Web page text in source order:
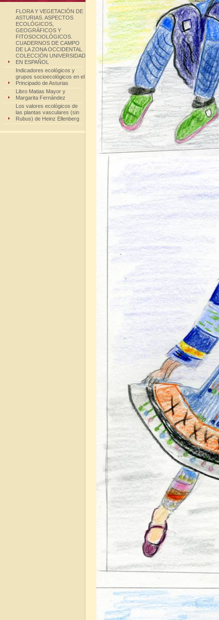
FLORA Y VEGETACIÓN DE
ASTURIAS. ASPECTOS
ECOLÓGICOS,
GEOGRÁFICOS Y
FITOSOCIOLÓGICOS.
CUADERNOS DE CAMPO
DE LA ZONA OCCIDENTAL.
COLECCIÓN UNIVERSIDAD
EN ESPAÑOL
Indicadores ecológicos y
grupos socioecológicos en el
Principado de Asturias
Libro Matias Mayor y
Margarita Fernández
Los valores ecológicos de
las plantas vasculares (sin
Rubus) de Heinz Ellenberg